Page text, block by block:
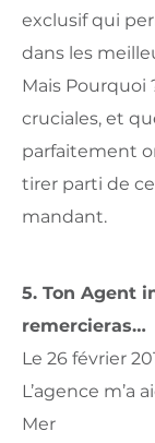
exclusif qui
dans les
Mais Pourquoi
cruciales, et
parfaitement
tirer parti de
mandant.
5. Ton Agent
remercieras…
Le 26 février
L’agence m’a
Mer